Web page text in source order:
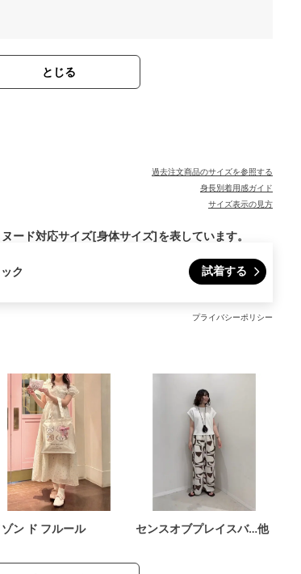
とじる
過去注文商品のサイズを参照する
身長別着用感ガイド
サイズ表示の見方
ド対応サイズ[身体サイズ]を表しています。
ク 試着する
プライバシーポリシー
ゾン ド フルール センスオブプレイスバ…他